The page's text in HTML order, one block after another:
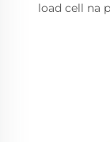
load cell na